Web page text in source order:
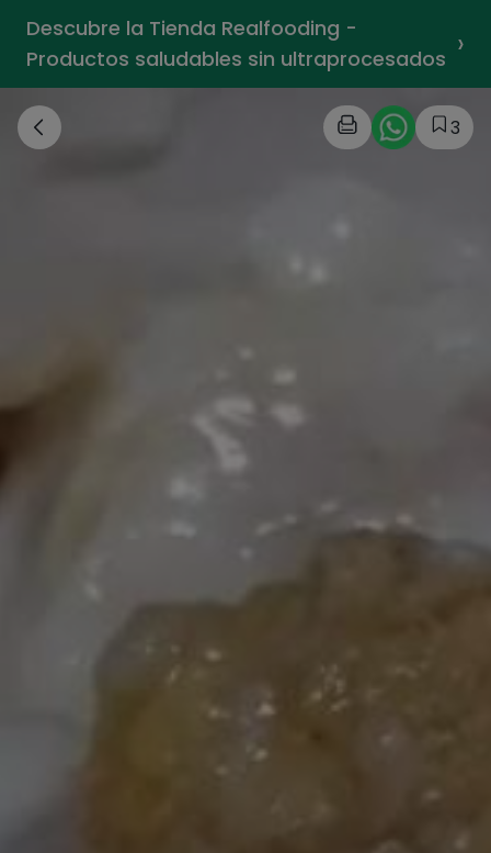
Descubre la Tienda Realfooding -
Productos saludables sin ultraprocesados ›
3